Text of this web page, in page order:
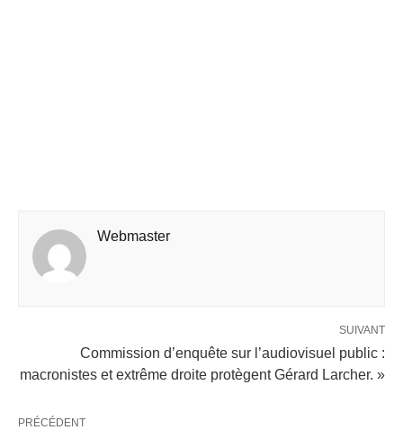
Webmaster
SUIVANT
Commission d’enquête sur l’audiovisuel public :
macronistes et extrême droite protègent Gérard Larcher. »
PRÉCÉDENT